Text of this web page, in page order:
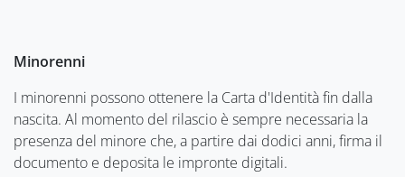
Minorenni
I minorenni possono ottenere la Carta d'Identità fin dalla
nascita. Al momento del rilascio è sempre necessaria la
presenza del minore che, a partire dai dodici anni, firma il
documento e deposita le impronte digitali.